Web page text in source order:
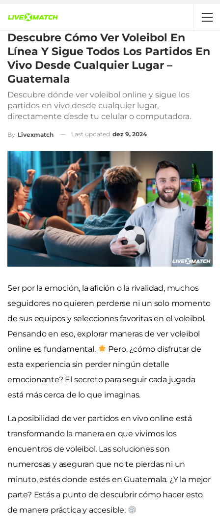
Descubre Cómo Ver Voleibol En
Línea Y Sigue Todos Los Partidos En
Vivo Desde Cualquier Lugar –
Guatemala
Descubre dónde ver voleibol online y sigue los
partidos en vivo desde cualquier lugar,
directamente desde tu celular o computadora.
By Livexmatch Last updated dez 9, 2024
Ser por la emoción, la afición o la rivalidad, muchos
seguidores no quieren perderse ni un solo momento
de sus equipos y selecciones favoritas en el voleibol.
Pensando en eso, explorar maneras de ver voleibol
online es fundamental.
Pero, ¿cómo disfrutar de
esta experiencia sin perder ningún detalle
emocionante? El secreto para seguir cada jugada
está más cerca de lo que imaginas.
La posibilidad de ver partidos en vivo online está
transformando la manera en que vivimos los
encuentros de voleibol. Las soluciones son
numerosas y aseguran que no te pierdas ni un
minuto, estés donde estés en Guatemala. ¿Y la mejor
parte? Estás a punto de descubrir cómo hacer esto
de manera práctica y accesible.